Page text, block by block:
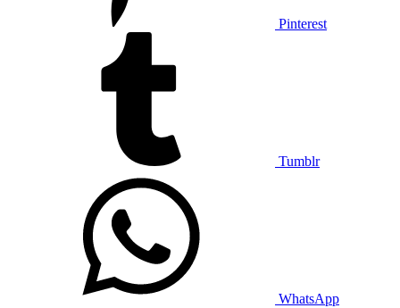
Pinterest
Tumblr
WhatsApp